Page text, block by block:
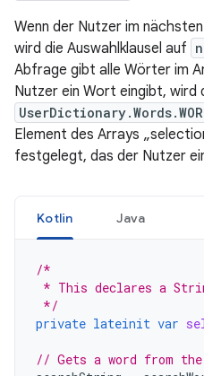
Wenn der Nutzer im
wird die Auswahlklausel auf
Abfrage gibt alle Wörter im
Nutzer ein Wort eingibt, wird
Element des Arrays
festgelegt, das der Nutzer
Kotlin Java
/*
* This declares a
*/
private lateinit var
// Gets a word from